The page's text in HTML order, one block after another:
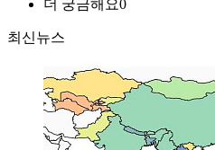
더 궁금해요0
최신뉴스